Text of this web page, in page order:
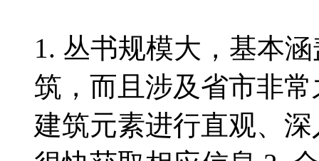
1. 丛书规模大，基本
筑，而且涉及省市非
建筑元素进行直观、